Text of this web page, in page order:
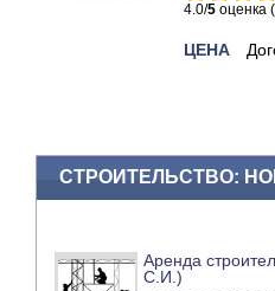
4.0/5 оценка
ЦЕНА
СТРОИТЕЛЬСТВО:
Аренда
С.И.)